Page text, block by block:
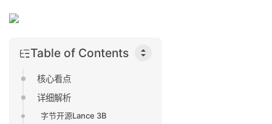
Table of Contents
核心看点
详细解析
字节开源Lance 3B